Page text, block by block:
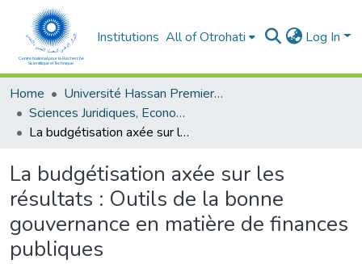
Institutions All of Otrohati Log In
Home
Université Hassan Premier- Settat
Sciences Juridiques, Economiques et sociales et de Gestion
La budgétisation axée sur les résultats : Outils de la bonne gouvernance en matière de finances publiques
La budgétisation axée sur les
résultats : Outils de la bonne
gouvernance en matière de finances
publiques